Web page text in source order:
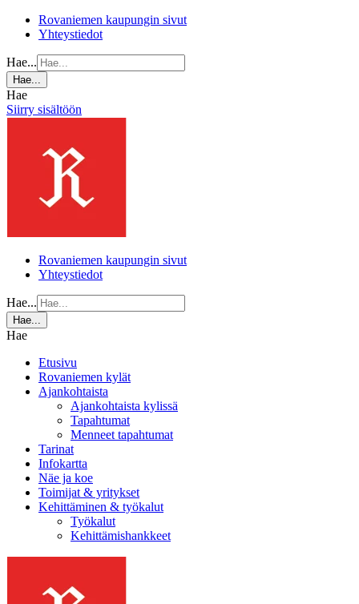
Rovaniemen kaupungin sivut
Yhteystiedot
Hae...
Hae...
Hae
Siirry sisältöön
Rovaniemen kaupungin sivut
Yhteystiedot
Hae...
Hae...
Hae
Etusivu
Rovaniemen kylät
Ajankohtaista
Ajankohtaista kylissä
Tapahtumat
Menneet tapahtumat
Tarinat
Infokartta
Näe ja koe
Toimijat & yritykset
Kehittäminen & työkalut
Työkalut
Kehittämishankkeet